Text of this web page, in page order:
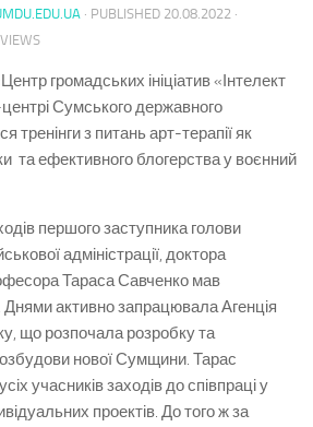
· PUBLISHED 20.08.2022 ·
громадських ініціатив «Інтелект
Сумського державного
тренінги з питань арт-терапії як
та ефективного блогерства у воєнний
першого заступника голови
адміністрації, доктора
Тараса Савченко мав
Днями активно запрацювала Агенція
що розпочала розробку та
нової Сумщини. Тарас
учасників заходів до співпраці у
проектів. До того ж за